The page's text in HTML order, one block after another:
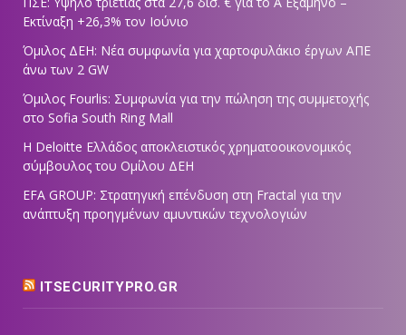
Εκτίναξη +26,3% τον Ιούνιο
Όμιλος ΔΕΗ: Νέα συμφωνία για χαρτοφυλάκιο έργων ΑΠΕ
άνω των 2 GW
Όμιλος Fourlis: Συμφωνία για την πώληση της συμμετοχής
στο Sofia South Ring Mall
Η Deloitte Ελλάδος αποκλειστικός χρηματοοικονομικός
σύμβουλος του Ομίλου ΔΕΗ
EFA GROUP: Στρατηγική επένδυση στη Fractal για την
ανάπτυξη προηγμένων αμυντικών τεχνολογιών
ITSECURITYPRO.GR